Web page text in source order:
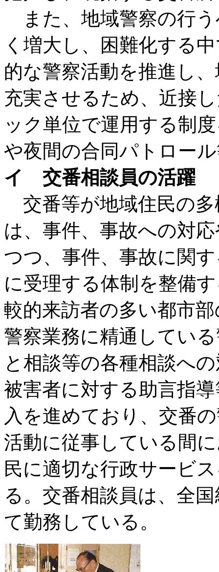
また、地域警察の行
く増大し、困難化する
的な警察活動を推進し
充実させるため、近接
ック単位で運用する制
や夜間の合同パトロー
イ 交番相談員の活躍
交番等が地域住民の
は、事件、事故への対
つつ、事件、事故に関
に受理する体制を整備
較的来訪者の多い都市
警察業務に精通してい
と相談等の各種相談へ
被害者に対する助言指
入を進めており、交番
活動に従事している間
民に適切な行政サービ
る。交番相談員は、全
て勤務している。